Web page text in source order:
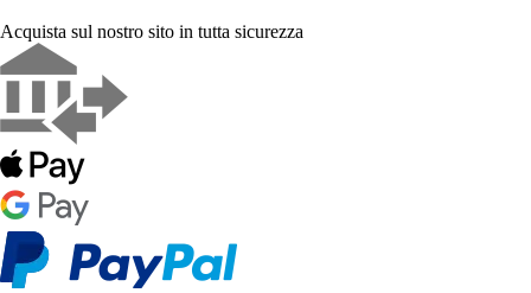
Acquista sul nostro sito in tutta sicurezza